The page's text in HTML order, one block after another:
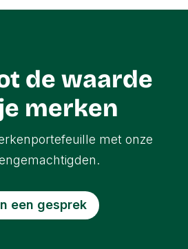
de waarde
merken
met onze
een gesprek